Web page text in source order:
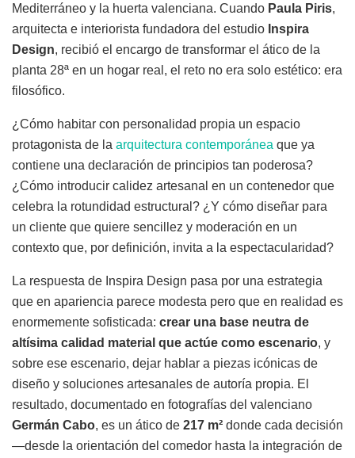
Mediterráneo y la huerta valenciana. Cuando Paula Piris,
arquitecta e interiorista fundadora del estudio Inspira
Design, recibió el encargo de transformar el ático de la
planta 28ª en un hogar real, el reto no era solo estético: era
filosófico.
¿Cómo habitar con personalidad propia un espacio
protagonista de la arquitectura contemporánea que ya
contiene una declaración de principios tan poderosa?
¿Cómo introducir calidez artesanal en un contenedor que
celebra la rotundidad estructural? ¿Y cómo diseñar para
un cliente que quiere sencillez y moderación en un
contexto que, por definición, invita a la espectacularidad?
La respuesta de Inspira Design pasa por una estrategia
que en apariencia parece modesta pero que en realidad es
enormemente sofisticada: crear una base neutra de
altísima calidad material que actúe como escenario, y
sobre ese escenario, dejar hablar a piezas icónicas de
diseño y soluciones artesanales de autoría propia. El
resultado, documentado en fotografías del valenciano
Germán Cabo, es un ático de 217 m² donde cada decisión
—desde la orientación del comedor hasta la integración de